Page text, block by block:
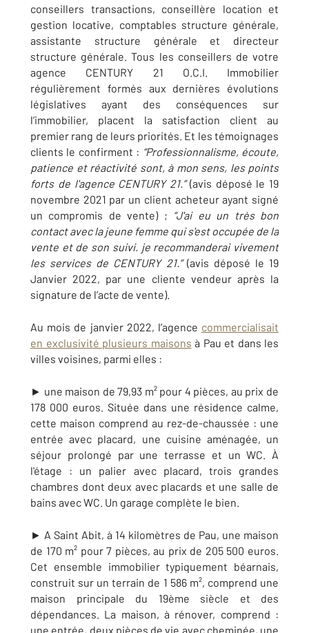
conseillers transactions, conseillère location et
gestion locative, comptables structure générale,
assistante structure générale et directeur
structure générale. Tous les conseillers de votre
agence CENTURY 21 O.C.I. Immobilier
régulièrement formés aux dernières évolutions
législatives ayant des conséquences sur
l’immobilier, placent la satisfaction client au
premier rang de leurs priorités. Et les témoignages
clients le confirment : “Professionnalisme, écoute,
patience et réactivité sont, à mon sens, les points
forts de l'agence CENTURY 21.”(avis déposé le 19
novembre 2021 par un client acheteur ayant signé
un compromis de vente) ; “J'ai eu un très bon
contact avec la jeune femme qui s'est occupée de la
vente et de son suivi. je recommanderai vivement
les services de CENTURY 21.”(avis déposé le 19
Janvier 2022, par une cliente vendeur après la
signature de l’acte de vente).
Au mois de janvier 2022, l’agence commercialisait
en exclusivité plusieurs maisons à Pau et dans les
villes voisines, parmi elles :
► une maison de 79,93 m² pour 4 pièces, au prix de
178 000 euros. Située dans une résidence calme,
cette maison comprend au rez-de-chaussée : une
entrée avec placard, une cuisine aménagée, un
séjour prolongé par une terrasse et un WC. À
l'étage : un palier avec placard, trois grandes
chambres dont deux avec placards et une salle de
bains avec WC. Un garage complète le bien.
► A Saint Abit, à 14 kilomètres de Pau, une maison
de 170 m² pour 7 pièces, au prix de 205 500 euros.
Cet ensemble immobilier typiquement béarnais,
construit sur un terrain de 1 586 m², comprend une
maison principale du 19ème siècle et des
dépendances. La maison, à rénover, comprend :
une entrée, deux pièces de vie avec cheminée, une